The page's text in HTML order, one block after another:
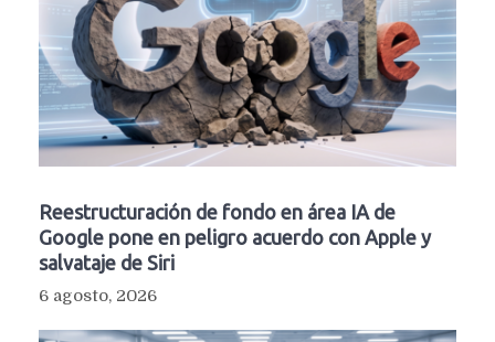
Reestructuración de fondo en área IA de
Google pone en peligro acuerdo con Apple y
salvataje de Siri
6 agosto, 2026